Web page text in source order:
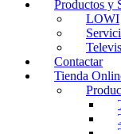
Productos y
LOWI
Contactar
Tienda